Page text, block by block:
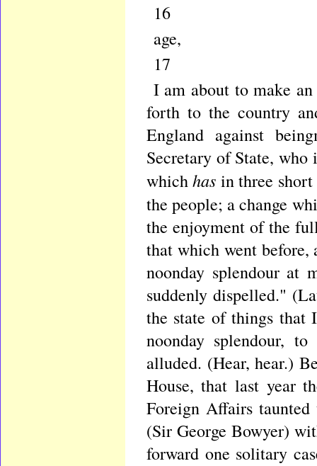
16
age,
17
I am about to make
forth to the country
England against
Secretary of State,
whichhas in three
the people; a change
the enjoyment of the
that which went
noonday splendour at
suddenly dispelled."
the state of things that
noonday splendour,
alluded. (Hear, hear.)
House, that last year
Foreign Affairs
(Sir George Bowyer)
forward one solitary